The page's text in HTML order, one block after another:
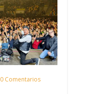
0 Comentarios